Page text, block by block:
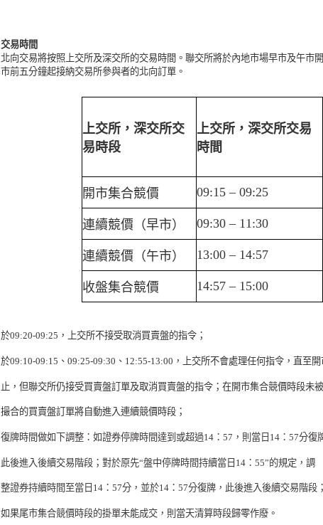
交易時間
北向交易將按照上交所及深交所的交易時間。聯交所將於內地市場早市及午市開
市前五分鐘起接納交易所參與者的北向訂單。
上交所，深交所交
易時段
上交所，深交所交易
時間
開市集合競價 09:15 – 09:25
連續競價（早市） 09:30 – 11:30
連續競價（午市） 13:00 – 14:57
收盤集合競價 14:57 – 15:00
於09:20-09:25 ，上交所不接受取消買賣盤的指令；
於09:10-09:15 、 09:25-09:30 、 12:55-13:00 ，上交所不會處理任何指令，直至
止， 但聯交所仍接受買賣盤訂單及取消買賣盤的指令；在開市集合競價時段未被
撮合的買賣盤訂單將自動進入連續競價時段；
復牌時間做如下調整：如證券停牌時間達到或超過14 ： 57 ，則當日 14 ： 57分復
此後進入後續交易階段；對於原先“盤中停牌時間持續當日 14 ： 55”的規定，調
整證券持續時間至當日 14 ： 57分，並於14 ： 57分復牌，此後進入後續交易階段
如果尾市集合競價時段的掛單未能成交，則當天清算時段歸零作廢。